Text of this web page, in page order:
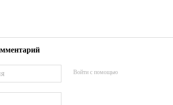
Войти с помощью